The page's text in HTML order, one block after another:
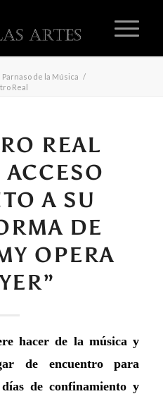
Parnaso de la Música /
Real
REAL
ACCESO
A SU
DE
OPERA
hacer de la música y
de encuentro para
de confinamiento y